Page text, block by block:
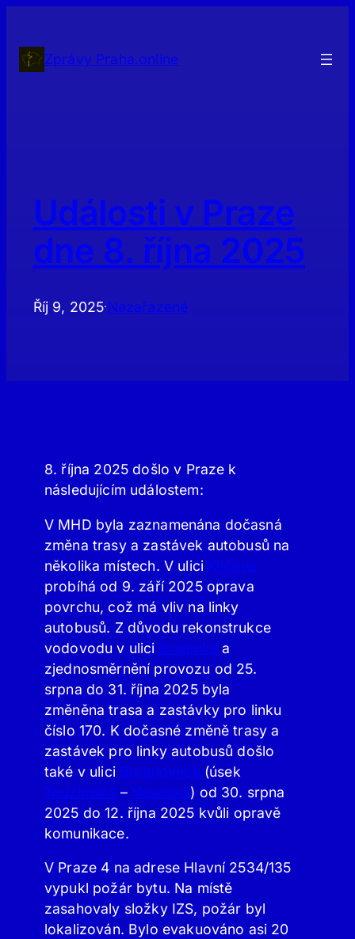
obsahZprávy Praha.online
Události v Praze
dne 8. října 2025
Říj 9, 2025· Nezařazené
8. října 2025 došlo v Praze k
následujícím událostem:
V MHD byla zaznamenána dočasná
změna trasy a zastávek autobusů na
několika místech. V ulici Klíčova
probíhá od 9. září 2025 oprava
povrchu, což má vliv na linky
autobusů. Z důvodu rekonstrukce
vodovodu v ulici Branická a
zjednosměrnění provozu od 25.
srpna do 31. října 2025 byla
změněna trasa a zastávky pro linku
číslo 170. K dočasné změně trasy a
zastávek pro linky autobusů došlo
také v ulici Beranových (úsek
Toužimská – Veselská) od 30. srpna
2025 do 12. října 2025 kvůli opravě
komunikace.
V Praze 4 na adrese Hlavní 2534/135
vypukl požár bytu. Na místě
zasahovaly složky IZS, požár byl
lokalizován. Bylo evakuováno asi 20